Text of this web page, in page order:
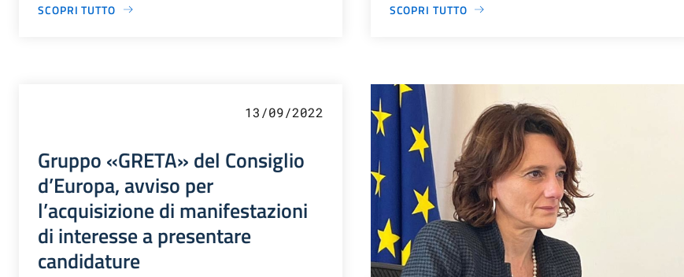
SCOPRI TUTTO SCOPRI TUTTO
13/09/2022
Gruppo «GRETA» del Consiglio
d’Europa, avviso per
l’acquisizione di manifestazioni
di interesse a presentare
candidature